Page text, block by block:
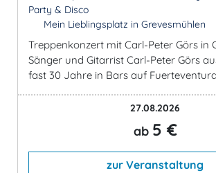
Party & Disco
Mein Lieblingsplatz in Grevesmühlen
Treppenkonzert mit Carl-Peter Görs in
Sänger und Gitarrist Carl-Peter Görs
fast 30 Jahre in Bars auf
27.08.2026
ab 5 €
zur Veranstaltung